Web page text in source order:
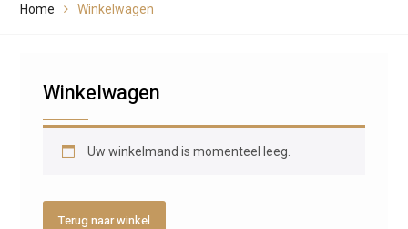
Home Winkelwagen
Winkelwagen
Uw winkelmand is momenteel leeg.
Terug naar winkel